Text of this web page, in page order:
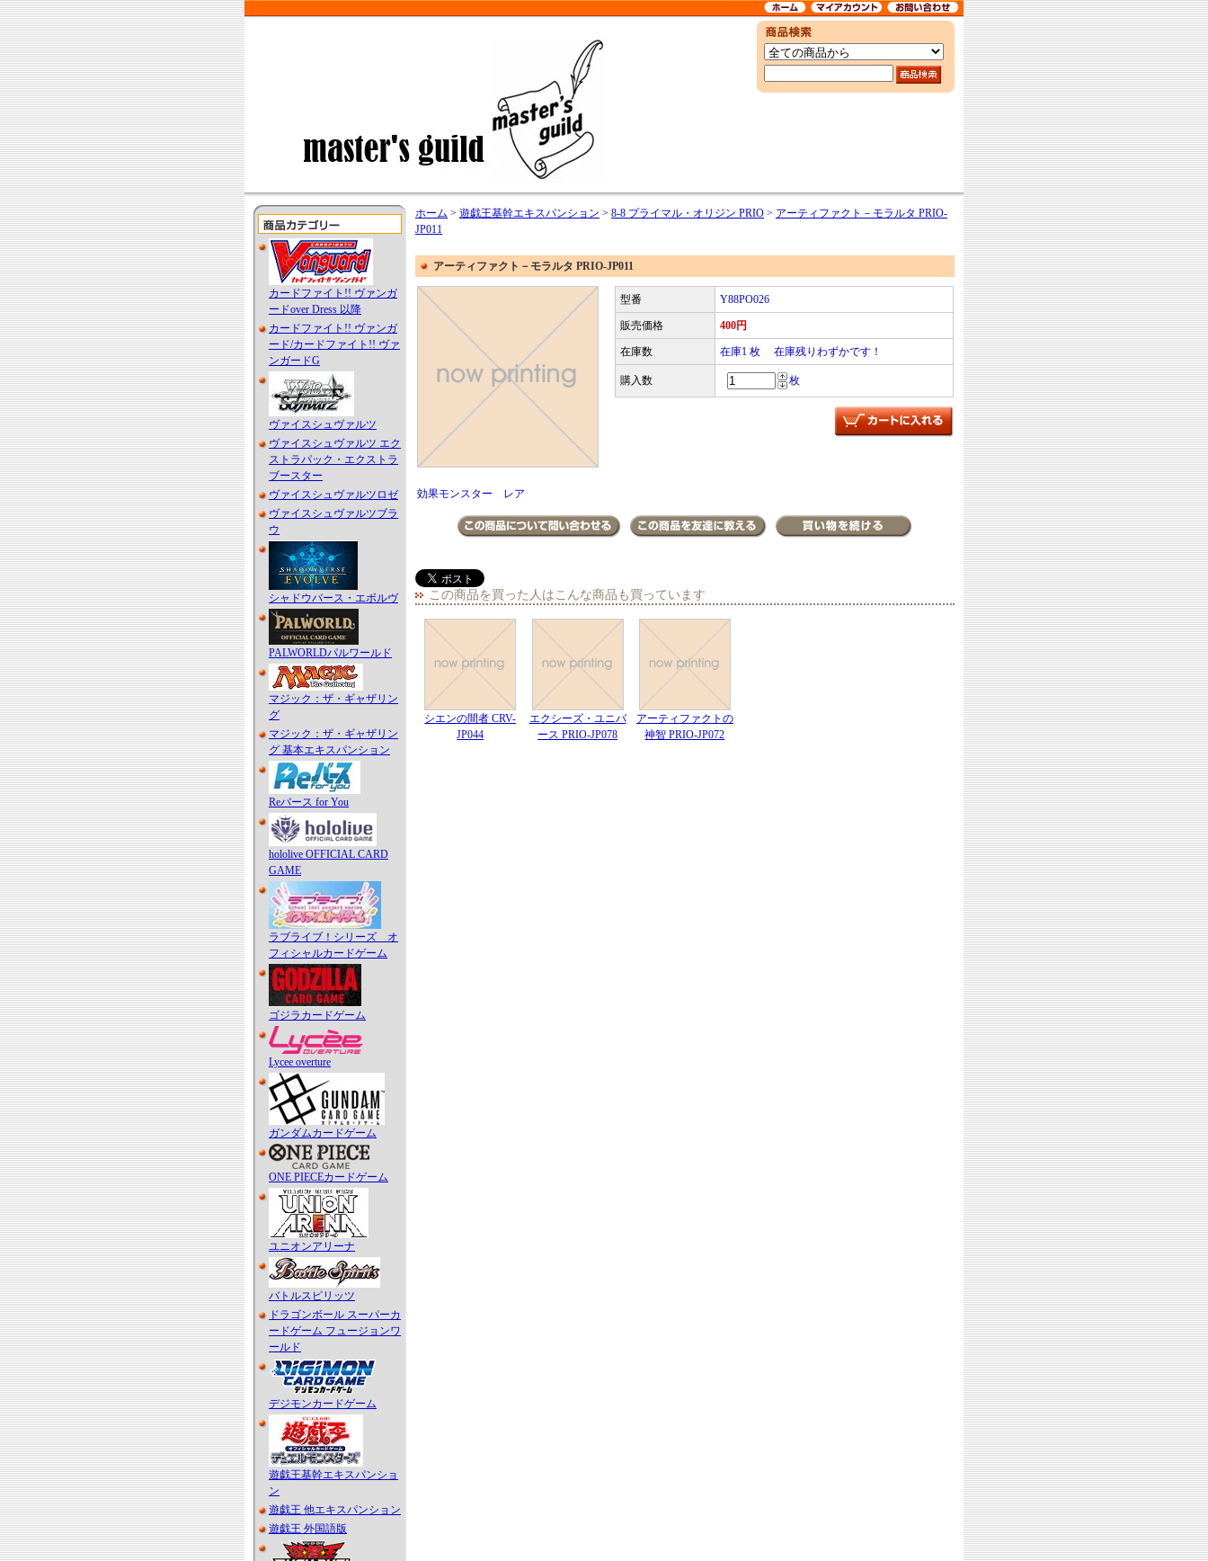
カードファイト!! ヴァンガ
ードover Dress 以降
カードファイト!! ヴァンガ
ード/カードファイト!! ヴァ
ンガードG
ヴァイスシュヴァルツ
ヴァイスシュヴァルツ エク
ストラパック・エクストラ
ブースター
ヴァイスシュヴァルツロゼ
ヴァイスシュヴァルツブラ
ウ
シャドウバース・エボルヴ
PALWORLDパルワールド
マジック：ザ・ギャザリン
グ
マジック：ザ・ギャザリン
グ 基本エキスパンション
Reバース for You
hololive OFFICIAL CARD
GAME
ラブライブ！シリーズ オ
フィシャルカードゲーム
ゴジラカードゲーム
Lycee overture
ガンダムカードゲーム
ONE PIECEカードゲーム
ユニオンアリーナ
バトルスピリッツ
ドラゴンボール スーパーカ
ードゲーム フュージョンワ
ールド
デジモンカードゲーム
遊戯王基幹エキスパンショ
ン
遊戯王 他エキスパンション
遊戯王 外国語版
ホーム > 遊戯王基幹エキスパンション > 8-8 プライマル・オリジン PRIO > アーティファクト－モラルタ PRIO-
JP011
アーティファクト－モラルタ PRIO-JP011
型番 Y88PO026
販売価格 400円
在庫数 在庫1 枚 在庫残りわずかです！
購入数 枚
効果モンスター レア
この商品を買った人はこんな商品も買っています
シエンの間者 CRV-
JP044
エクシーズ・ユニバ
ース PRIO-JP078
アーティファクトの
神智 PRIO-JP072